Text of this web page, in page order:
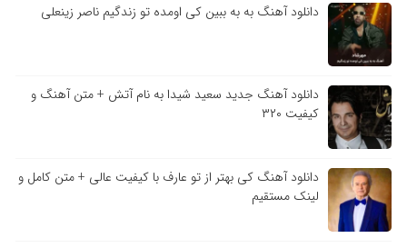
دانلود آهنگ به به ببین کی اومده تو زندگیم ناصر زینعلی
دانلود آهنگ جدید سعید شیدا به نام آتش + متن آهنگ و
کیفیت ۳۲۰
دانلود آهنگ کی بهتر از تو عارف با کیفیت عالی + متن کامل و
لینک مستقیم